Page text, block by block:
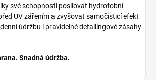
své schopnosti posilovat hydrofobní
UV zářením a zvyšovat samočisticí efekt
údržbu i pravidelné detailingové zásahy
Snadná údržba.